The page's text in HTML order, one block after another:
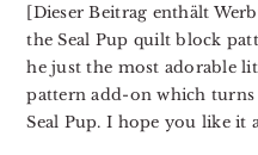
[Dieser Beitrag enthält
the Seal Pup quilt block
he just the most adorable
pattern add-on which
Seal Pup. I hope you like it